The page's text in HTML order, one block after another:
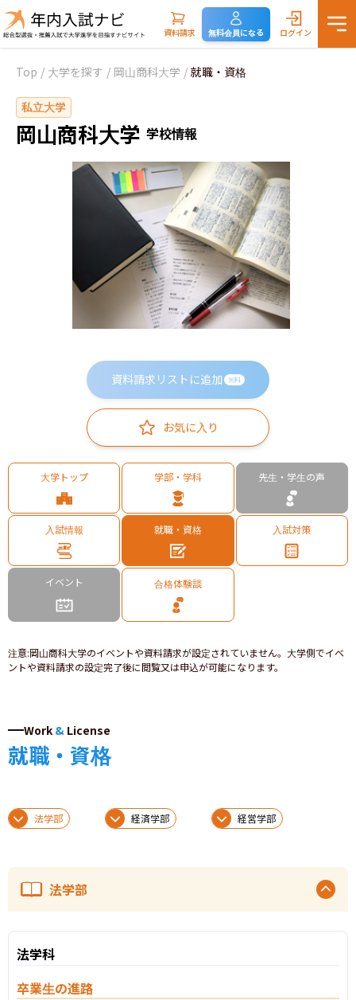
資料請求 無料会員になる ログイン
Top / 大学を探す / 岡山商科大学 / 就職・資格
私立大学
岡山商科大学 学校情報
資料請求リストに追加 無料
お気に入り
大学トップ 学部・学科 先生・学生の声
入試情報 就職・資格 入試対策
イベント 合格体験談
注意:岡山商科大学のイベントや資料請求が設定されていません。大学側でイベ
ントや資料請求の設定完了後に閲覧又は申込が可能になります。
Work & License
就職・資格
法学部 経済学部 経営学部
法学部
法学科
卒業生の進路